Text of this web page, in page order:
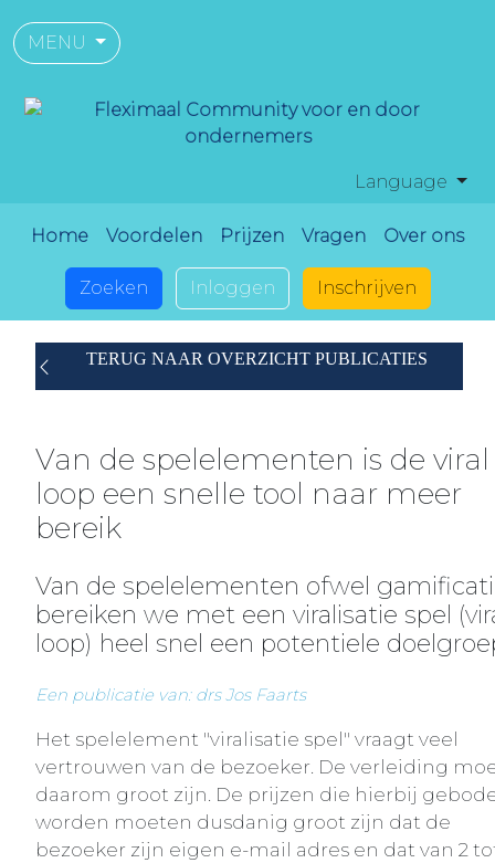
MENU
Language
Home Voordelen Prijzen Vragen Over ons
Zoeken Inloggen Inschrijven
TERUG NAAR OVERZICHT PUBLICATIES
Van de spelelementen is de viral
loop een snelle tool naar meer
bereik
Van de spelelementen ofwel
bereiken we met een viralisatie spel
loop) heel snel een potentiele
Een publicatie van: drs Jos Faarts
Het spelelement "viralisatie spel" vraagt veel
vertrouwen van de bezoeker. De verleiding
daarom groot zijn. De prijzen die hierbij
worden moeten dusdanig groot zijn dat de
bezoeker zijn eigen e-mail adres en dat van 2